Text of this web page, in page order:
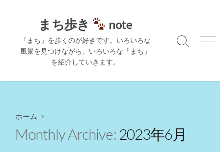
ス
まち歩き note
「まち」を歩くのが好きです。いろいろな
風景を見つけながら、いろいろな「まち」
を紹介していきます。
検
替
メ
ホーム >
Monthly Archive: 2023年6月